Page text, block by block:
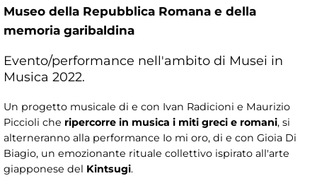
Museo della Repubblica Romana e della
memoria garibaldina
Evento/performance nell'ambito di Musei in
Musica 2022.
Un progetto musicale di e con Ivan Radicioni e Maurizio
Piccioli che ripercorre in musica i miti greci e romani, si
alterneranno alla performance Io mi oro, di e con Gioia Di
Biagio, un emozionante rituale collettivo ispirato all'arte
giapponese del Kintsugi.